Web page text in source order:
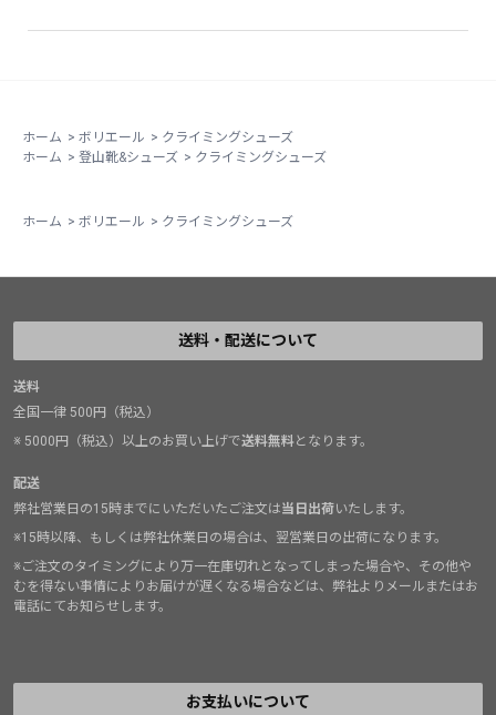
ホーム > ボリエール > クライミングシューズ
ホーム > 登山靴&シューズ > クライミングシューズ
ホーム > ボリエール > クライミングシューズ
送料・配送について
送料
全国一律 500円（税込）
※ 5000円（税込）以上のお買い上げで送料無料となります。
配送
弊社営業日の15時までにいただいたご注文は当日出荷いたします。
※15時以降、もしくは弊社休業日の場合は、翌営業日の出荷になります。
※ご注文のタイミングにより万一在庫切れとなってしまった場合や、その他や
むを得ない事情によりお届けが遅くなる場合などは、弊社よりメールまたはお
電話にてお知らせします。
お支払いについて